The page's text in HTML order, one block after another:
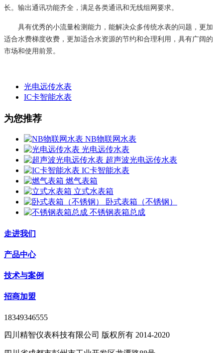
长。输出通讯功能齐全，满足各类通讯和无线组网要求。
具有优秀的小流量检测能力，能解决众多传统水表的问题，更加
适合水费梯度收费，更加适合水资源的节约和合理利用，具有广阔的
市场和使用前景。
光电远传水表
IC卡智能水表
为您推荐
NB物联网水表
光电远传水表
超声波光电远传水表
IC卡智能水表
燃气表箱
立式水表箱
卧式表箱（不锈钢）
不锈钢表箱总成
走进我们
产品中心
技术与案例
招商加盟
18349346555
四川精智仪表科技有限公司 版权所有 2014-2020